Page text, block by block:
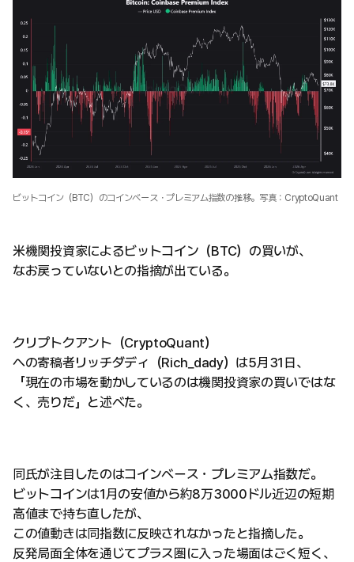
ビットコイン（BTC）のコインベース・プレミアム指数の推移。写真：CryptoQuant
米機関投資家によるビットコイン（BTC）の買いが、
なお戻っていないとの指摘が出ている。
クリプトクアント（CryptoQuant）
への寄稿者リッチダディ（Rich_dady）は5月31日、
「現在の市場を動かしているのは機関投資家の買いではな
く、売りだ」と述べた。
同氏が注目したのはコインベース・プレミアム指数だ。
ビットコインは1月の安値から約8万3000ドル近辺の短期
高値まで持ち直したが、
この値動きは同指数に反映されなかったと指摘した。
反発局面全体を通じてプラス圏に入った場面はごく短く、